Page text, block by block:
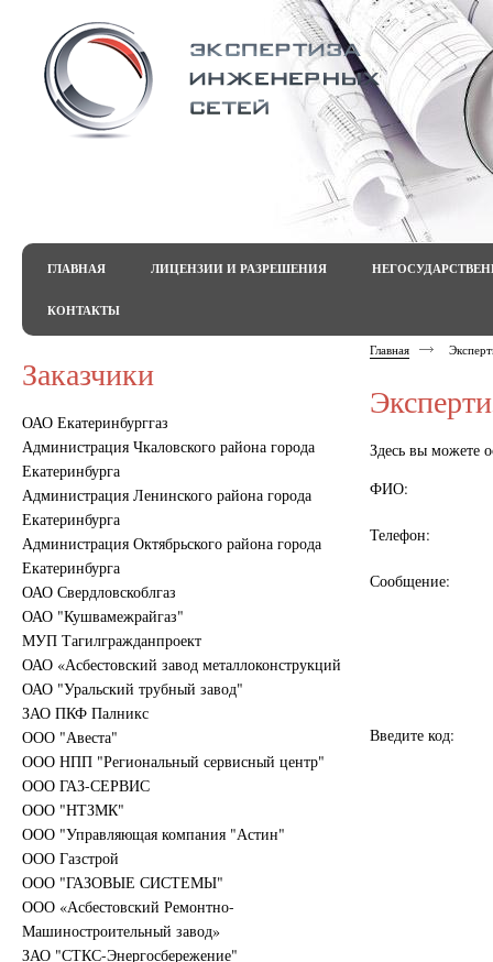
ГЛАВНАЯ ЛИЦЕНЗИИ И РАЗРЕШЕНИЯ
КОНТАКТЫ
Заказчики
ОАО Екатеринбурггаз
Администрация Чкаловского района города
Екатеринбурга
Администрация Ленинского района города
Екатеринбурга
Администрация Октябрьского района города
Екатеринбурга
ОАО Свердловскоблгаз
ОАО "Кушвамежрайгаз"
МУП Тагилгражданпроект
ОАО «Асбестовский завод металлоконструкций
ОАО "Уральский трубный завод"
ЗАО ПКФ Палникс
ООО "Авеста"
ООО НПП "Региональный сервисный центр"
ООО ГАЗ-СЕРВИС
ООО "НТЗМК"
ООО "Управляющая компания "Астин"
ООО Газстрой
ООО "ГАЗОВЫЕ СИСТЕМЫ"
ООО «Асбестовский Ремонтно-
Машиностроительный завод»
ЗАО "СТКС-Энергосбережение"
Главная
Здесь вы можете
ФИО:
Телефон:
Сообщение:
Введите код: